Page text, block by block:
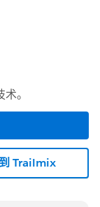
。
Trailmix